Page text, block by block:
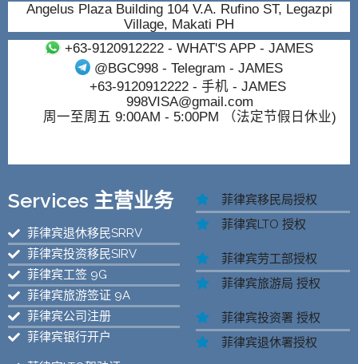
Angelus Plaza Building 104 V.A. Rufino ST, Legazpi
Village, Makati PH
+63-9120912222- WHAT'S APP - JAMES
@BGC998 - Telegram - JAMES
+63-9120912222- 手机 - JAMES
998VISA@gmail.com
周一至周五 9:00AM - 5:00PM （法定节假日休业)
Services 主营业务
菲律宾退休移民SRRV
菲律宾投资移民SIRV
菲律宾工签 9G
菲律宾旅游签证 9A
菲律宾公司注册
菲律宾银行开户
菲律宾移民局授权
菲律宾LTO 授权
菲律宾劳工部授权
菲律宾旅游局 授权
菲律宾投资署 授权
菲律宾退休署授权